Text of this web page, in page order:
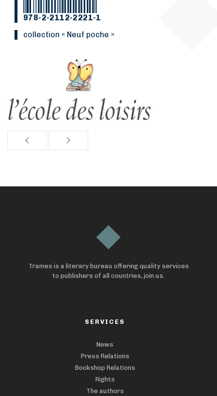
978-2-2112-2221-1
collection « Neuf poche »
Trames is a literary bureau offering quality services
to publishers of all countries, join us.
SERVICES
News
Press Relations
Bookshop Relations
Rights
The authors